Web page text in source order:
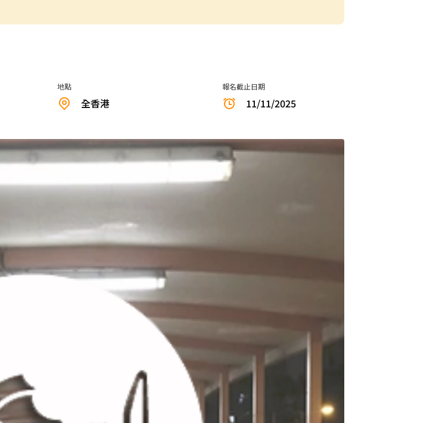
地點
全香港
報名截止日期
11/11/2025